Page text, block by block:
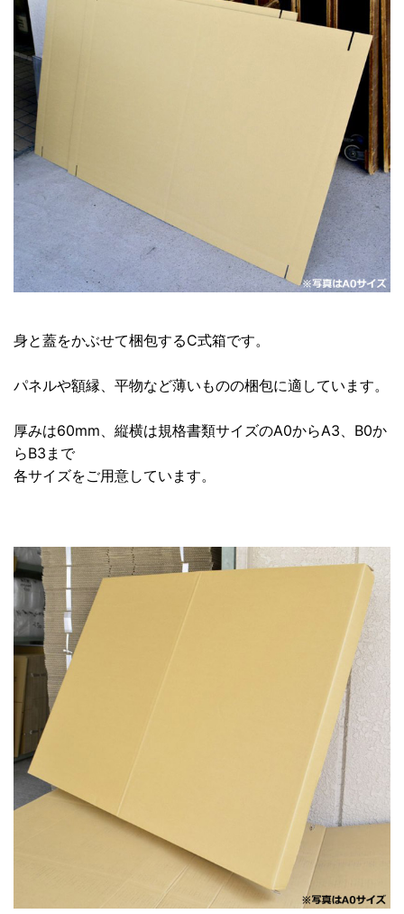
身と蓋をかぶせて梱包するC式箱です。
パネルや額縁、平物など薄いものの梱包に適しています。
厚みは60mm、縦横は規格書類サイズのA0からA3、B0か
らB3まで
各サイズをご用意しています。